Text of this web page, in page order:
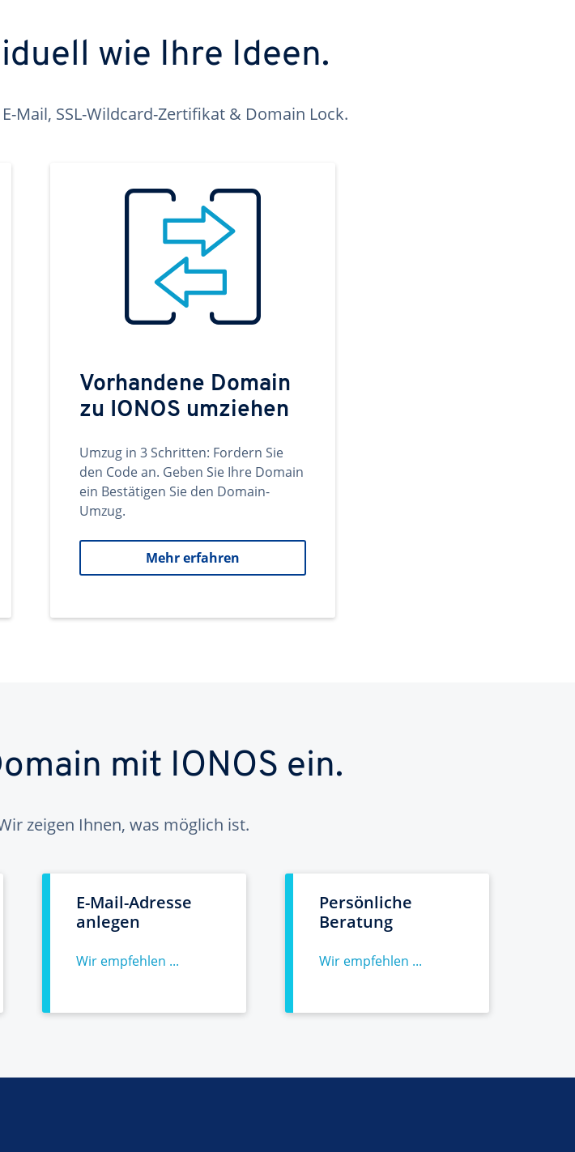
wie Ihre Ideen.
Mail, SSL-Wildcard-Zertifikat & Domain Lock.
Vorhandene Domain
zu IONOS umziehen
Umzug in 3 Schritten: Fordern Sie
den Code an. Geben Sie Ihre Domain
ein Bestätigen Sie den Domain-
Umzug.
Mehr erfahren
mit IONOS ein.
zeigen Ihnen, was möglich ist.
E-Mail-Adresse
anlegen
Wir empfehlen ...
Persönliche
Beratung
Wir empfehlen ...